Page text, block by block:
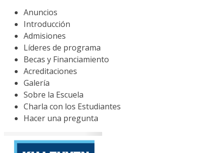
Anuncios
Introducción
Admisiones
Líderes de programa
Becas y Financiamiento
Acreditaciones
Galería
Sobre la Escuela
Charla con los Estudiantes
Hacer una pregunta